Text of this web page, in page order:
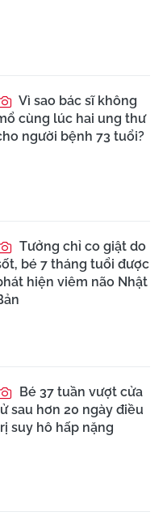
Vì sao bác sĩ không
cùng lúc hai ung thư
người bệnh 73 tuổi?
Tưởng chỉ co giật do
bé 7 tháng tuổi được
hiện viêm não Nhật
Bé 37 tuần vượt cửa
sau hơn 20 ngày điều
suy hô hấp nặng